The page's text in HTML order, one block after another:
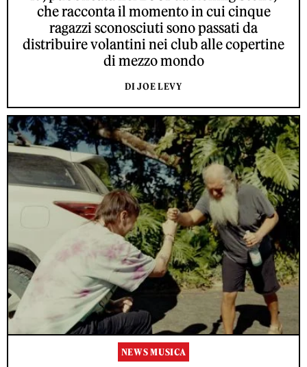
che racconta il momento in cui cinque
ragazzi sconosciuti sono passati da
distribuire volantini nei club alle copertine
di mezzo mondo
DI JOE LEVY
NEWS MUSICA